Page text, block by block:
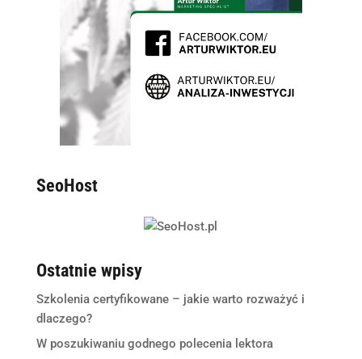
SeoHost
Ostatnie wpisy
Szkolenia certyfikowane – jakie warto rozważyć i
dlaczego?
W poszukiwaniu godnego polecenia lektora